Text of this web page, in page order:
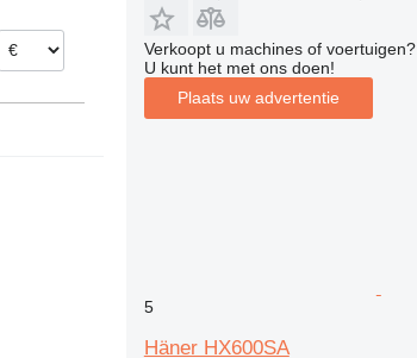
Verkoopt u machines of voertuigen?
U kunt het met ons doen!
Plaats uw advertentie
5
Häner HX600SA